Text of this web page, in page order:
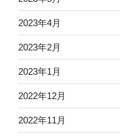
2023年4月
2023年2月
2023年1月
2022年12月
2022年11月